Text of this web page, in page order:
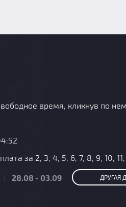
время, кликнув по
за 2, 3, 4, 5, 6, 7, 8, 9, 10,
28.08 - 03.09 ДРУГАЯ